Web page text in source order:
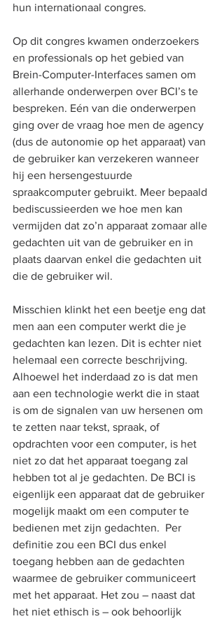
hun internationaal congres.
Op dit congres kwamen onderzoekers
en professionals op het gebied van
Brein-Computer-Interfaces samen om
allerhande onderwerpen over BCI’s te
bespreken. Eén van die onderwerpen
ging over de vraag hoe men de agency
(dus de autonomie op het apparaat) van
de gebruiker kan verzekeren wanneer
hij een hersengestuurde
spraakcomputer gebruikt. Meer bepaald
bediscussieerden we hoe men kan
vermijden dat zo’n apparaat zomaar alle
gedachten uit van de gebruiker en in
plaats daarvan enkel die gedachten uit
die de gebruiker wil.
Misschien klinkt het een beetje eng dat
men aan een computer werkt die je
gedachten kan lezen. Dit is echter niet
helemaal een correcte beschrijving.
Alhoewel het inderdaad zo is dat men
aan een technologie werkt die in staat
is om de signalen van uw hersenen om
te zetten naar tekst, spraak, of
opdrachten voor een computer, is het
niet zo dat het apparaat toegang zal
hebben tot al je gedachten. De BCI is
eigenlijk een apparaat dat de gebruiker
mogelijk maakt om een computer te
bedienen met zijn gedachten.  Per
definitie zou een BCI dus enkel
toegang hebben aan de gedachten
waarmee de gebruiker communiceert
met het apparaat. Het zou – naast dat
het niet ethisch is – ook behoorlijk